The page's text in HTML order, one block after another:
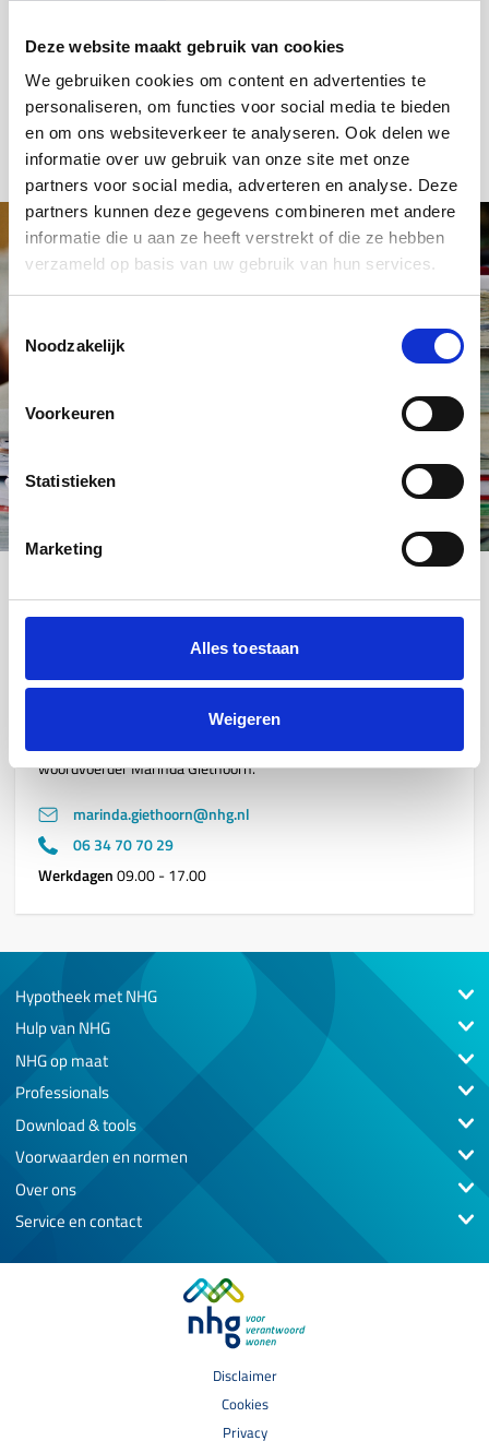
Deze website maakt gebruik van cookies
We gebruiken cookies om content en advertenties te
personaliseren, om functies voor social media te bieden
en om ons websiteverkeer te analyseren. Ook delen we
informatie over uw gebruik van onze site met onze
partners voor social media, adverteren en analyse. Deze
partners kunnen deze gegevens combineren met andere
informatie die u aan ze heeft verstrekt of die ze hebben
verzameld op basis van uw gebruik van hun services.
Toestemmingsselectie
Noodzakelijk
Voorkeuren
Statistieken
Marketing
Alles toestaan
Weigeren
NHG Nieuwsbrief Professionals - dec 2025
NHG Nieuwsbrief Professionals - juli 2025
NHG Nieuwsbrief Professionals - april 2025
Blijf op de hoogte van ontwikkelingen rondom NHG, de
Schrijf je in voor onze nieuwsbrief en ontvang elk kwartaal de
belangrijkste updates.
Ik wil de nieuwsbrief ontvangen
Ben je journalist, we staan je graag te woord. Voor vragen of
(interview)verzoeken kun je contact opnemen met onze
woordvoerder Marinda Giethoorn.
marinda.giethoorn@nhg.nl
06 34 70 70 29
Werkdagen09.00 - 17.00
Hypotheek met NHG
Hulp van NHG
NHG op maat
Professionals
Download & tools
Voorwaarden en normen
Over ons
Service en contact
Disclaimer
Cookies
Privacy